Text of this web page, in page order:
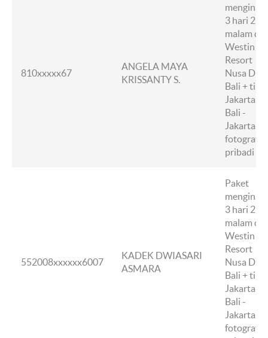
810xxxxx67
ANGELA MAYA
KRISSANTY S.
menginap
3 hari 2
malam di
Westin
Resort
Nusa Dua,
Bali + tiket
Jakarta -
Bali -
Jakarta +
fotografer
pribadi
552008xxxxxx6007
KADEK DWIASARI
ASMARA
Paket
menginap
3 hari 2
malam di
Westin
Resort
Nusa Dua,
Bali + tiket
Jakarta -
Bali -
Jakarta +
fotografer